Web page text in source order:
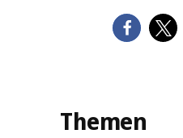
Themen